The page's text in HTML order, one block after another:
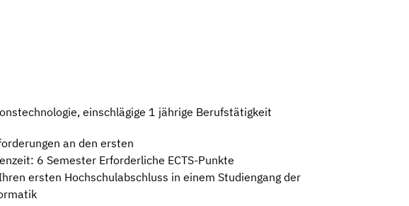
einschlägige 1 jährige Berufstätigkeit
an den ersten
6 Semester Erforderliche ECTS-Punkte
ersten Hochschulabschluss in einem Studiengang der